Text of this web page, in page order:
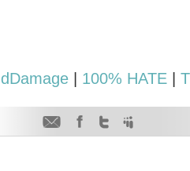
dDamage| 100% HATE|